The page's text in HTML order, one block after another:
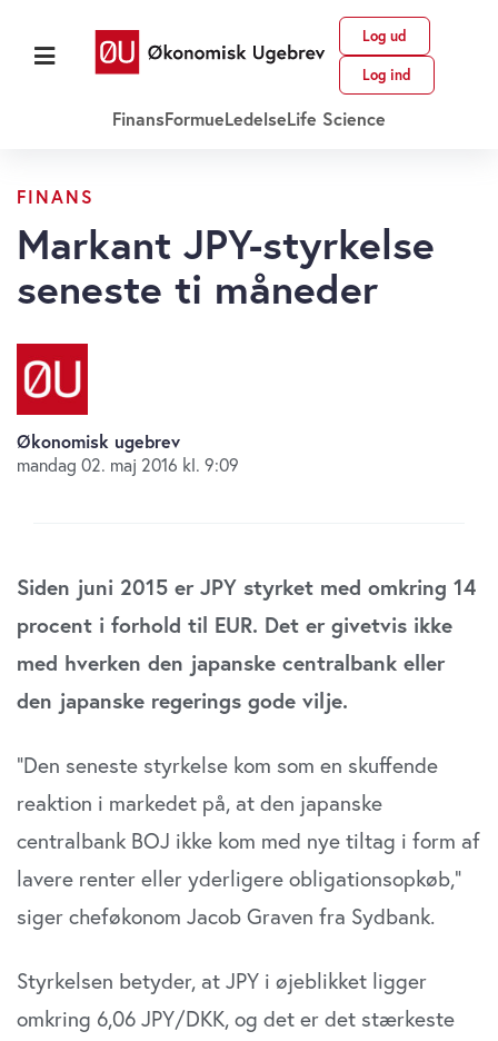
Log ud
Log ind
FinansFormueLedelseLife Science
FINANS
Markant JPY-styrkelse
seneste ti måneder
Økonomisk ugebrev
mandag 02. maj 2016 kl. 9:09
Siden juni 2015 er JPY styrket med omkring 14
procent i forhold til EUR. Det er givetvis ikke
med hverken den japanske centralbank eller
den japanske regerings gode vilje.
”Den seneste styrkelse kom som en skuffende
reaktion i markedet på, at den japanske
centralbank BOJ ikke kom med nye tiltag i form af
lavere renter eller yderligere obligationsopkøb,”
siger cheføkonom Jacob Graven fra Sydbank.
Styrkelsen betyder, at JPY i øjeblikket ligger
omkring 6,06 JPY/DKK, og det er det stærkeste